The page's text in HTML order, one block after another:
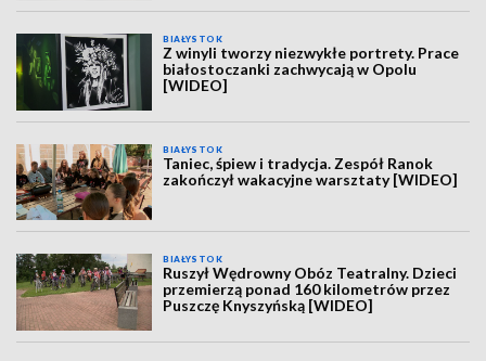
BIAŁYSTOK
Z winyli tworzy niezwykłe portrety. Prace
białostoczanki zachwycają w Opolu
[WIDEO]
BIAŁYSTOK
Taniec, śpiew i tradycja. Zespół Ranok
zakończył wakacyjne warsztaty [WIDEO]
BIAŁYSTOK
Ruszył Wędrowny Obóz Teatralny. Dzieci
przemierzą ponad 160 kilometrów przez
Puszczę Knyszyńską [WIDEO]